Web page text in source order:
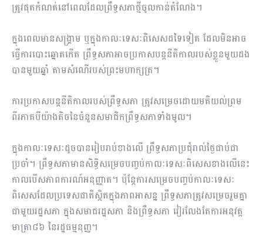
ត្រូវផុតកំណត់នៅពេលដែលព្រឹទ្ធសភាថ្មីចូលកាន់តំណែង។
ក្នុងពេលមានសង្គ្រាម ឬក្នុងកាលៈទេសៈពិសេសដទៃទៀត ដែលមិនអាច
ធ្វើការបោះឆ្នោតកើត ព្រឹទ្ធសភាអាចប្រកាសបន្តនីតិកាលរបស់ខ្លួនមួយដង
បានមួយឆ្នាំ តាមសំណើរបស់ព្រះមហាក្សត្រ។
ការប្រកាសបន្តនីតិកាលរបស់ព្រឹទ្ធសភា ត្រូវសម្រេចដោយមតិយល់ព្រម
ពីរភាគបីយ៉ាងតិចនៃចំនួនសមាជិកព្រឹទ្ធសភាទាំងមូល។
ក្នុងកាលៈទេសៈដូចបានរៀបរាប់ខាងលើ ព្រឹទ្ធសភាប្រជុំរាល់ថ្ងៃជាប់ជា
ប្រចាំ។ ព្រឹទ្ធសភាមានសិទ្ធិសម្រេចបញ្ចប់កាលៈទេសៈពិសេសខាងលើនេះ
កាលបើសភាពការណ៍អនុញ្ញាត។ ប៉ុន្តែការសម្រេចបញ្ចប់កាលៈទេសៈ
ពិសេសដែលប្រទេសជាតិស្ថិតក្នុងភាពអាសន្ន ព្រឹទ្ធសភាត្រូវសម្រេចរួមគ្នា
ជាមួយរដ្ឋសភា ក្នុងសមាជរដ្ឋសភា និងព្រឹទ្ធសភា វៀរលែងតែការអនុវត្ត
មាត្រា៨៦ នៃរដ្ឋធម្មនុញ្ញ។